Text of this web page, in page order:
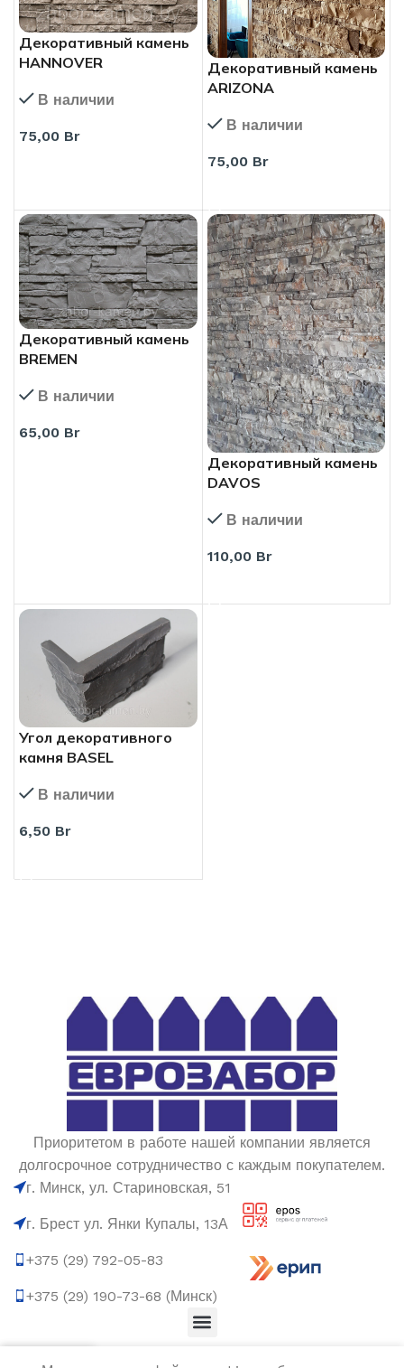
Декоративный камень
HANNOVER
В наличии
75,00 Br
Декоративный камень
ARIZONA
В наличии
75,00 Br
Декоративный камень
BREMEN
В наличии
65,00 Br
Декоративный камень
DAVOS
В наличии
110,00 Br
Угол декоративного
камня BASEL
В наличии
6,50 Br
Приоритетом в работе нашей компании является
долгосрочное сотрудничество с каждым покупателем.
г. Минск, ул. Стариновская, 51
г. Брест ул. Янки Купалы, 13А
+375 (29) 792-05-83
+375 (29) 190-73-68 (Минск)